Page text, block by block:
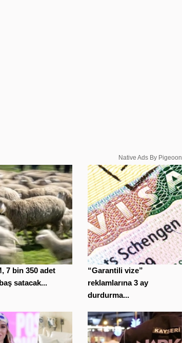
Native Ads By Pigeoon
7 bin 350 adet
satacak...
“Garantili vize”
reklamlarına 3 ay
durdurma...